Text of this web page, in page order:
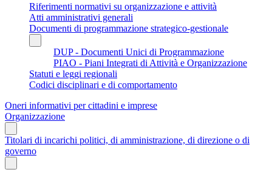
Riferimenti normativi su organizzazione e attività
Atti amministrativi generali
Documenti di programmazione strategico-gestionale
DUP - Documenti Unici di Programmazione
PIAO - Piani Integrati di Attività e Organizzazione
Statuti e leggi regionali
Codici disciplinari e di comportamento
Oneri informativi per cittadini e imprese
Organizzazione
Titolari di incarichi politici, di amministrazione, di direzione o di
governo